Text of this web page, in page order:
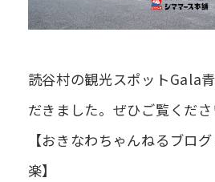
読谷村の観光スポットGala
だきました。ぜひご覧くだ
【おきなわちゃんねるブ
楽】